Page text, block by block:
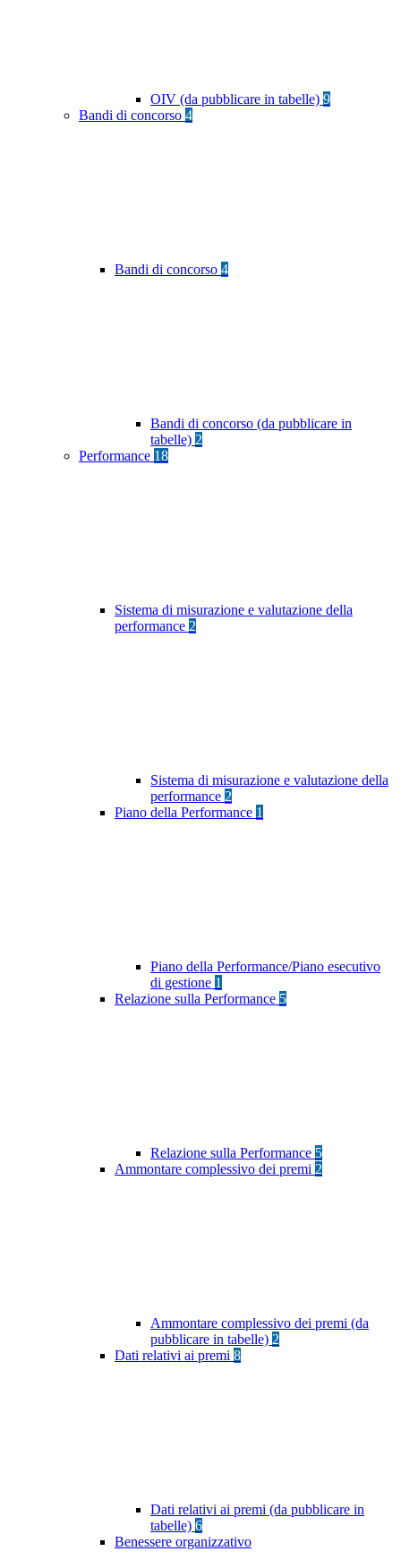
OIV (da pubblicare in tabelle) 9
Bandi di concorso 4
Bandi di concorso 4
Bandi di concorso (da pubblicare in
tabelle) 2
Performance 18
Sistema di misurazione e valutazione della
performance 2
Sistema di misurazione e valutazione della
performance 2
Piano della Performance 1
Piano della Performance/Piano esecutivo
di gestione 1
Relazione sulla Performance 5
Relazione sulla Performance 5
Ammontare complessivo dei premi 2
Ammontare complessivo dei premi (da
pubblicare in tabelle) 2
Dati relativi ai premi 8
Dati relativi ai premi (da pubblicare in
tabelle) 6
Benessere organizzativo